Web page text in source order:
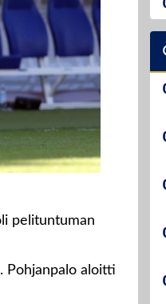
pelituntuman
Pohjanpalo aloitti